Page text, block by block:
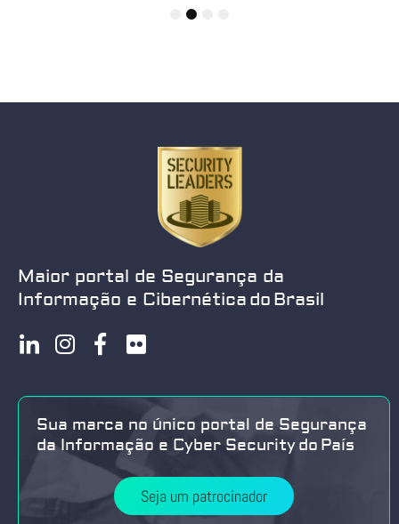
Maior portal de Segurança da
Informação e Cibernética do Brasil
Sua marca no único portal de Segurança
da Informação e Cyber Security do País
Seja um patrocinador